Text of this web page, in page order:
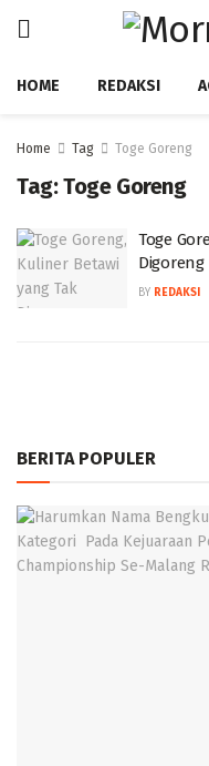
HOME REDAKSI
Home Tag Toge Goreng
Tag:Toge Goreng
Toge
Digoreng ‎
BY REDAKSI
BERITA POPULER